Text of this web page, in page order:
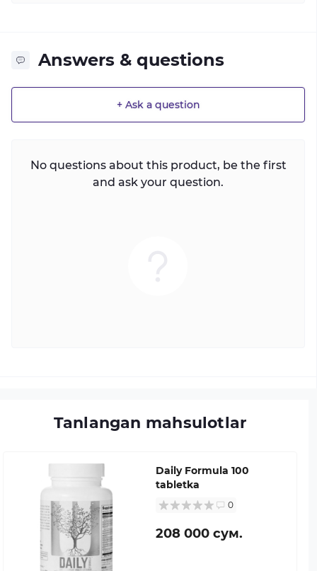
Answers & questions
+ Ask a question
No questions about this product, be the first
and ask your question.
Tanlangan mahsulotlar
Daily Formula 100
tabletka
0
208 000 сум.